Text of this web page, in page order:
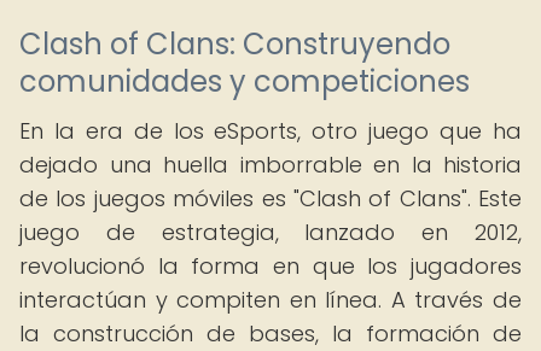
Clash of Clans: Construyendo
comunidades y competiciones
En la era de los eSports, otro juego que ha
dejado una huella imborrable en la historia
de los juegos móviles es "Clash of Clans". Este
juego de estrategia, lanzado en 2012,
revolucionó la forma en que los jugadores
interactúan y compiten en línea. A través de
la construcción de bases, la formación de